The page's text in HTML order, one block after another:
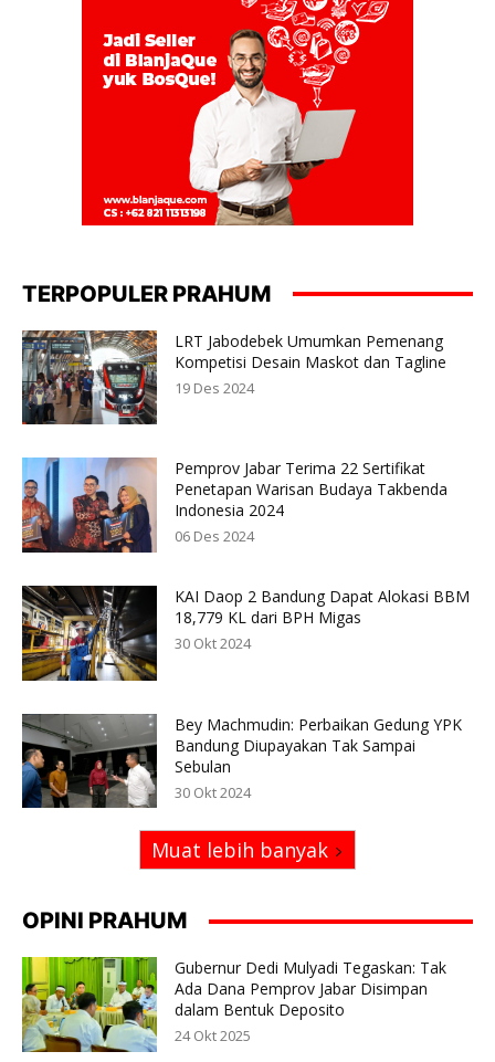
TERPOPULER PRAHUM
LRT Jabodebek Umumkan Pemenang
Kompetisi Desain Maskot dan Tagline
19 Des 2024
Pemprov Jabar Terima 22 Sertifikat
Penetapan Warisan Budaya Takbenda
Indonesia 2024
06 Des 2024
KAI Daop 2 Bandung Dapat Alokasi BBM
18,779 KL dari BPH Migas
30 Okt 2024
Bey Machmudin: Perbaikan Gedung YPK
Bandung Diupayakan Tak Sampai
Sebulan
30 Okt 2024
Muat lebih banyak
OPINI PRAHUM
Gubernur Dedi Mulyadi Tegaskan: Tak
Ada Dana Pemprov Jabar Disimpan
dalam Bentuk Deposito
24 Okt 2025